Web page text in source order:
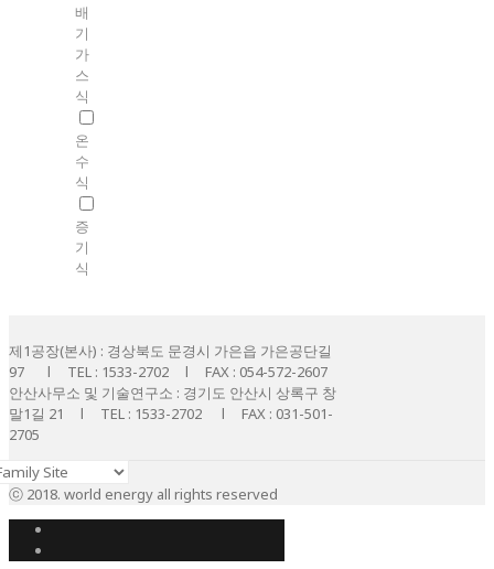
배
기
가
스
식
온
수
식
증
기
식
제1공장(본사) : 경상북도 문경시 가은읍 가은공단길
97 l TEL : 1533-2702 l FAX : 054-572-2607
안산사무소 및 기술연구소 : 경기도 안산시 상록구 창
말1길 21 l TEL : 1533-2702 l FAX : 031-501-
2705
ⓒ 2018. world energy all rights reserved